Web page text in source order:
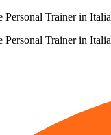
Trainer in Italia
Trainer in Italia